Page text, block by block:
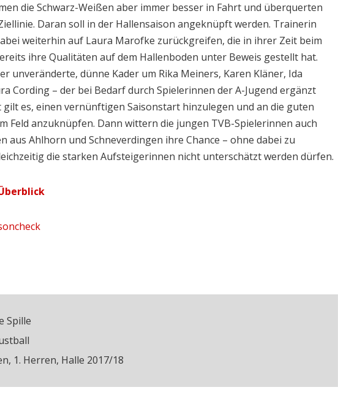
die Schwarz-Weißen aber immer besser in Fahrt und überquerten
Daran soll in der Hallensaison angeknüpft werden. Trainerin
weiterhin auf Laura Marofke zurückgreifen, die in ihrer Zeit beim
ihre Qualitäten auf dem Hallenboden unter Beweis gestellt hat.
unveränderte, dünne Kader um Rika Meiners, Karen Kläner, Ida
Cording – der bei Bedarf durch Spielerinnen der A-Jugend ergänzt
gilt es, einen vernünftigen Saisonstart hinzulegen und an die guten
Feld anzuknüpfen. Dann wittern die jungen TVB-Spielerinnen auch
aus Ahlhorn und Schneverdingen ihre Chance – ohne dabei zu
die starken Aufsteigerinnen nicht unterschätzt werden dürfen.
Spille
, 1. Herren, Halle 2017/18